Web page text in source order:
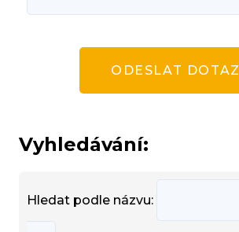
ODESLAT DOTAZ
Vyhledávání:
Hledat podle názvu: